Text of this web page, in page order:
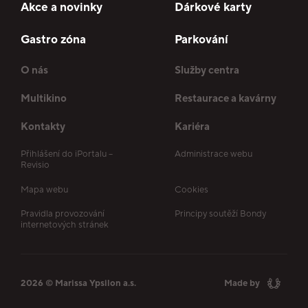
Akce a novinky Dárkové karty
Gastro zóna Parkování
O nás Služby centra
Multikino Restaurace a kavárny
Kontakty Kariéra
Přihlášení do iPortalu –
Revisio
Administrace webu
Mapa webu Cookies
Pravidla provozování
internetových stránek
Principy soutěží Bondy
2026 © Marissa Ypsilon a.s. Made by